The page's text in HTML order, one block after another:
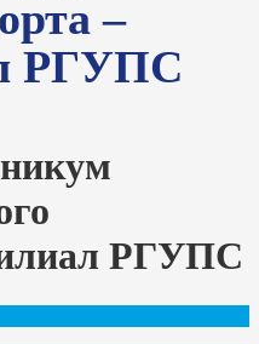
–
РГУПС
РГУПС